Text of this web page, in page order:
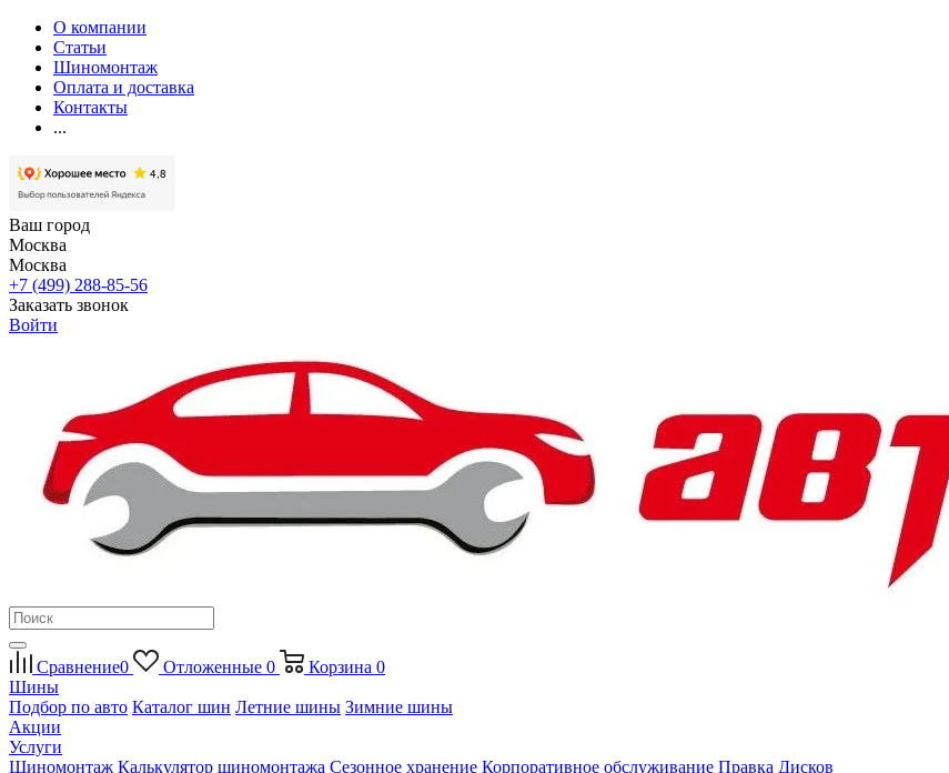
О компании
Статьи
Шиномонтаж
Оплата и доставка
Контакты
...
Ваш город
Москва
Москва
+7 (499) 288-85-56
Заказать звонок
Войти
Сравнение0 Отложенные 0 Корзина 0
Шины
Подбор по авто Каталог шин Летние шины Зимние шины
Акции
Услуги
Шиномонтаж Калькулятор шиномонтажа Сезонное хранение Корпоративное обслуживание Правка Дисков